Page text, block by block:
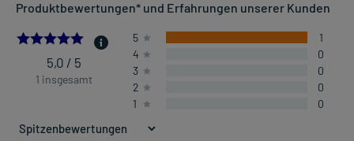
Produktbewertungen* und Erfahrungen unserer Kunden
5.0
5,0 / 5
1 insgesamt
5
1
4
0
3
0
2
0
1
0